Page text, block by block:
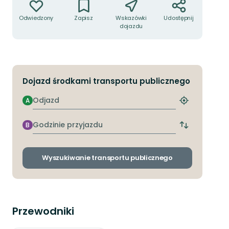
Odwiedzony Zapisz
Wskazówki
dojazdu
Udostępnij
Dojazd środkami transportu publicznego
Odjazd
A
Znajdź
przystanek
Godzinie
przyjazdu
B
Zmiana
odjazdu
przyjazdu
Wyszukiwanie transportu publicznego
Przewodniki